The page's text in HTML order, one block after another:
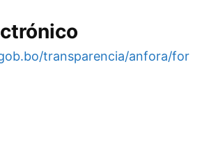
transparencia/anfora/for